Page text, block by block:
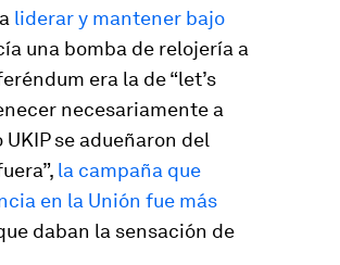
liderar y mantener bajo
una bomba de relojería a
era la de“let’s
necesariamente a
se adueñaron del
la campaña que
en la Unión fue más
daban la sensación de